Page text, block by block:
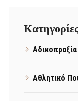
Αδικοπραξία
Αθλητικό